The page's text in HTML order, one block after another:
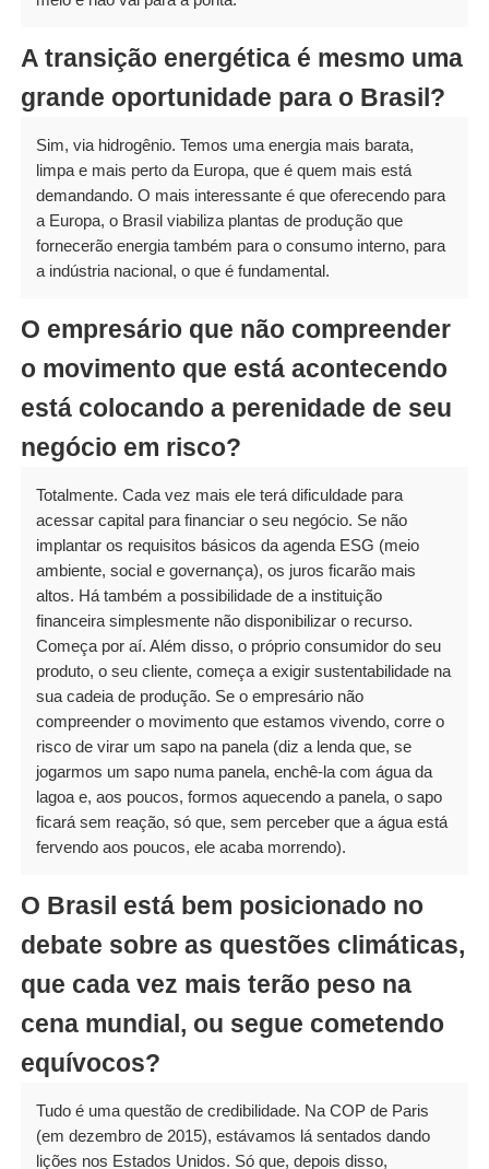
A transição energética é mesmo uma
grande oportunidade para o Brasil?
Sim, via hidrogênio. Temos uma energia mais barata,
limpa e mais perto da Europa, que é quem mais está
demandando. O mais interessante é que oferecendo para
a Europa, o Brasil viabiliza plantas de produção que
fornecerão energia também para o consumo interno, para
a indústria nacional, o que é fundamental.
O empresário que não compreender
o movimento que está acontecendo
está colocando a perenidade de seu
negócio em risco?
Totalmente. Cada vez mais ele terá dificuldade para
acessar capital para financiar o seu negócio. Se não
implantar os requisitos básicos da agenda ESG (meio
ambiente, social e governança), os juros ficarão mais
altos. Há também a possibilidade de a instituição
financeira simplesmente não disponibilizar o recurso.
Começa por aí. Além disso, o próprio consumidor do seu
produto, o seu cliente, começa a exigir sustentabilidade na
sua cadeia de produção. Se o empresário não
compreender o movimento que estamos vivendo, corre o
risco de virar um sapo na panela (diz a lenda que, se
jogarmos um sapo numa panela, enchê-la com água da
lagoa e, aos poucos, formos aquecendo a panela, o sapo
ficará sem reação, só que, sem perceber que a água está
fervendo aos poucos, ele acaba morrendo).
O Brasil está bem posicionado no
debate sobre as questões climáticas,
que cada vez mais terão peso na
cena mundial, ou segue cometendo
equívocos?
Tudo é uma questão de credibilidade. Na COP de Paris
(em dezembro de 2015), estávamos lá sentados dando
lições nos Estados Unidos. Só que, depois disso,